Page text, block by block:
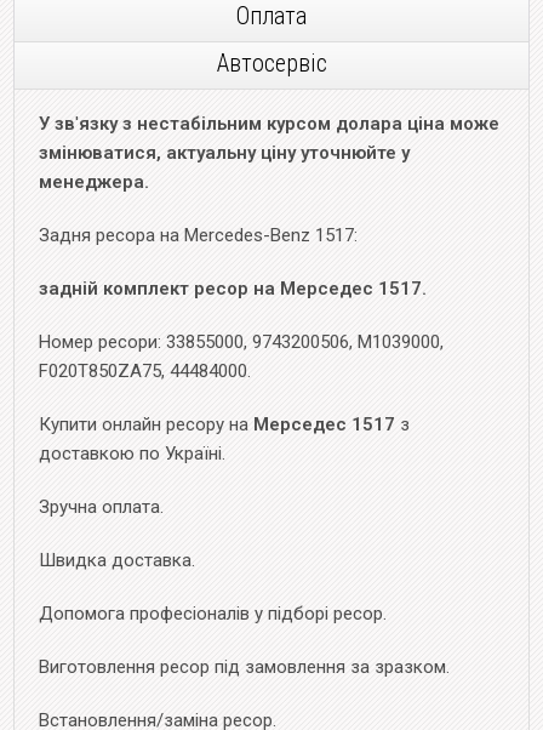
Оплата
Автосервіс
У зв'язку з нестабільним курсом долара ціна може
змінюватися, актуальну ціну уточнюйте у
менеджера.
Задня ресора на Mercedes-Benz 1517:
задній комплект ресор на Мерседес 1517.
Номер ресори: 33855000, 9743200506, M1039000,
F020T850ZA75, 44484000.
Купити онлайн ресору на Мерседес 1517 з
доставкою по Україні.
Зручна оплата.
Швидка доставка.
Допомога професіоналів у підборі ресор.
Виготовлення ресор під замовлення за зразком.
Встановлення/заміна ресор.